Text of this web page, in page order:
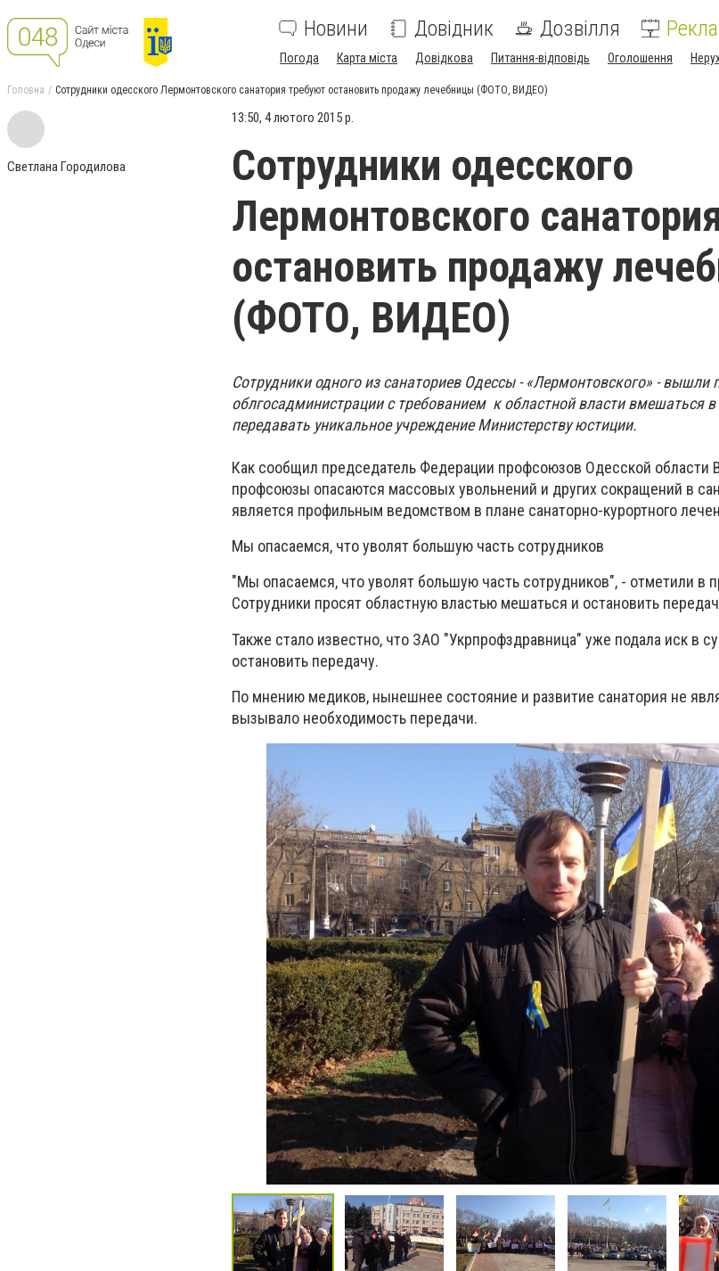
Новини Довідник Дозвілля
Погода Карта міста Довідкова Питання-відповідь Оголошення
Головна Сотрудники одесского Лермонтовского санатория требуют остановить продажу лечебницы (ФОТО, ВИДЕО)
Светлана Городилова
13:50, 4 лютого 2015 р.
Сотрудники одесского
Лермонтовского
остановить продажу
(ФОТО, ВИДЕО)
Сотрудники одного из санаториев Одессы - «Лермонтовского» - вышли
облгосадминистрации с требованием к областной власти вмешаться
передавать уникальное учреждение Министерству юстиции.
Как сообщил председатель Федерации профсоюзов Одесской области
профсоюзы опасаются массовых увольнений и других сокращений в
является профильным ведомством в плане санаторно-курортного
Мы опасаемся, что уволят большую часть сотрудников
"Мы опасаемся, что уволят большую часть сотрудников", - отметили в
Сотрудники просят областную властью мешаться и остановить
Также стало известно, что ЗАО "Укрпрофздравница" уже подала иск в
остановить передачу.
По мнению медиков, нынешнее состояние и развитие санатория не
вызывало необходимость передачи.